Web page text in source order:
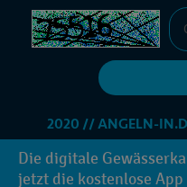
Die digitale
jetzt die kostenlose
IMPRESSUM
PROMOCODE